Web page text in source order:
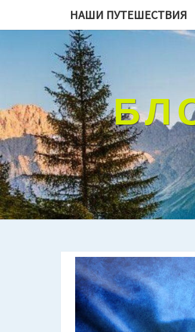
НАШИ ПУТЕШЕСТВИЯ